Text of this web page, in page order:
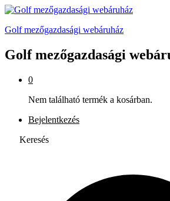
Golf mezőgazdasági webáruház
Golf mezőgazdasági
0
Nem található termék a kosárban.
Bejelentkezés
Keresés